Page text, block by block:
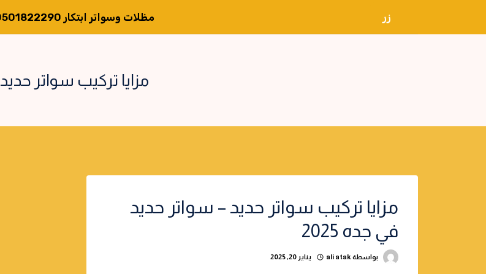
زر مظلات وسواتر ابتكار 0501822290
مزايا تركيب سواتر حديد
مزايا تركيب سواتر حديد – سواتر حديد
في جده 2025
بواسطة ali atak يناير 20, 2025